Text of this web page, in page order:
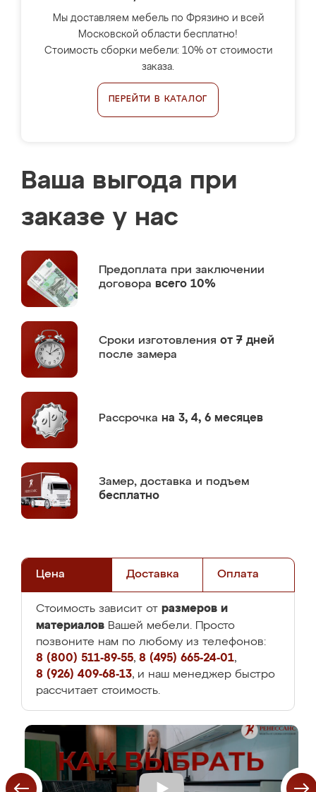
Мы доставляем мебель по Фрязино и всей
Московской области бесплатно!
Стоимость сборки мебели: 10% от стоимости
заказа.
ПЕРЕЙТИ В КАТАЛОГ
Ваша выгода при
заказе у нас
Предоплата при заключении
договора всего 10%
Сроки изготовления от 7 дней
после замера
Рассрочка на 3, 4, 6 месяцев
Замер, доставка и подъем
бесплатно
Цена Доставка Оплата
Стоимость зависит от размеров и
материалов Вашей мебели. Просто
позвоните нам по любому из телефонов:
8 (800) 511-89-55, 8 (495) 665-24-01,
8 (926) 409-68-13, и наш менеджер быстро
рассчитает стоимость.